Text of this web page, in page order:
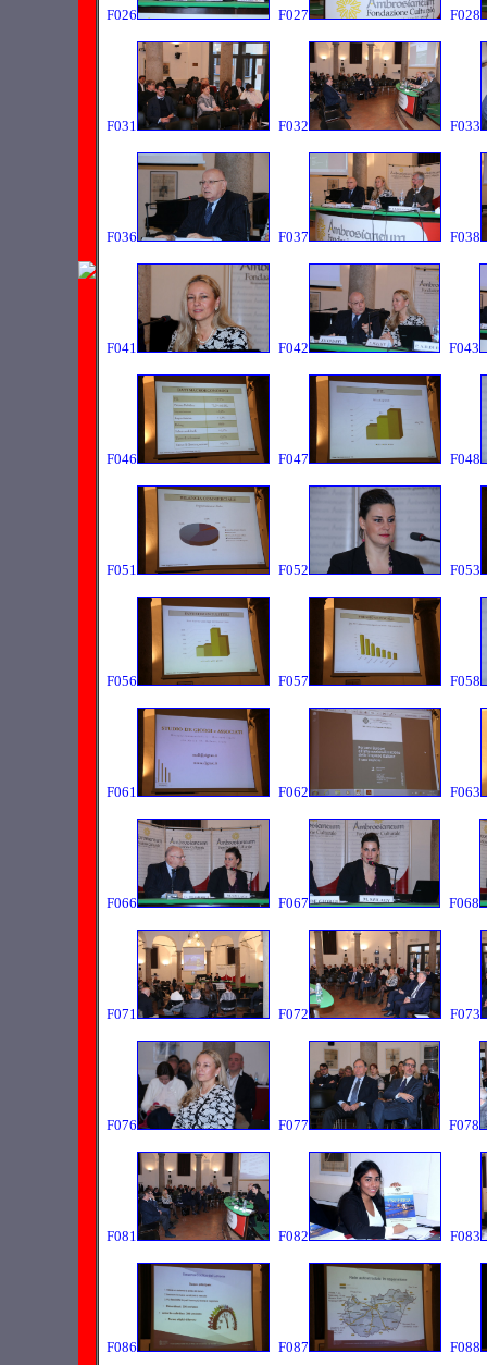
F026 F027 F028
F031 F032 F033
F036 F037 F038
F041 F042 F043
F046 F047 F048
F051 F052 F053
F056 F057 F058
F061 F062 F063
F066 F067 F068
F071 F072 F073
F076 F077 F078
F081 F082 F083
F086 F087 F088